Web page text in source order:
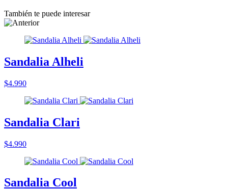
También te puede interesar
Sandalia Alheli
$4.990
Sandalia Clari
$4.990
Sandalia Cool